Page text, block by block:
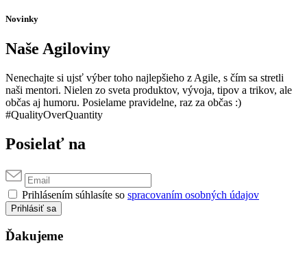
Novinky
Naše Agiloviny
Nenechajte si ujsť výber toho najlepšieho z Agile, s čím sa stretli
naši mentori. Nielen zo sveta produktov, vývoja, tipov a trikov, ale
občas aj humoru. Posielame pravidelne, raz za občas :)
#QualityOverQuantity
Posielať na
Prihlásením súhlasíte so spracovaním osobných údajov
Prihlásiť sa
Ďakujeme